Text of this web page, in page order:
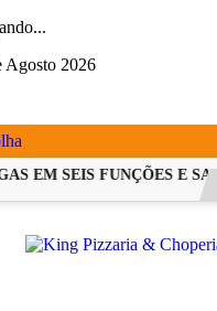
Agosto 2026
EM SEIS FUNÇÕES E